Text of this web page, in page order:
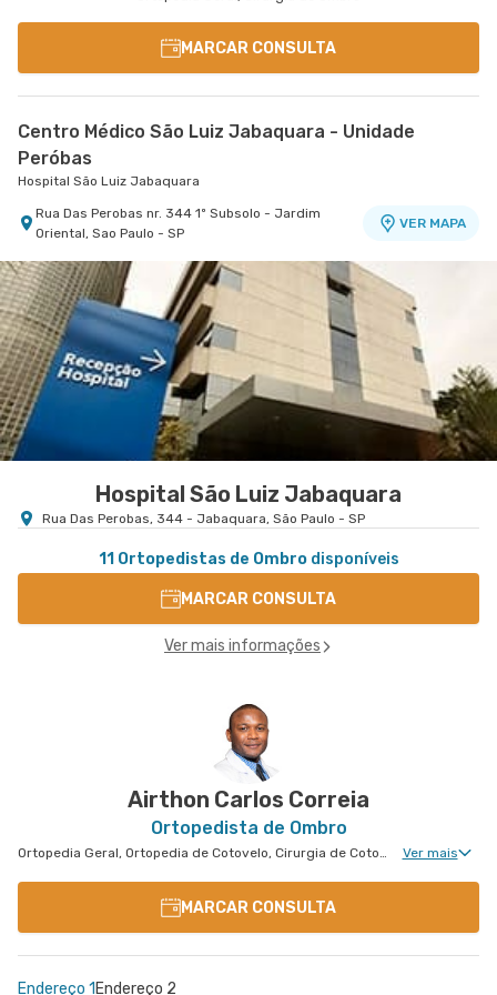
MARCAR CONSULTA
Centro Médico São Luiz Jabaquara - Unidade
Peróbas
Hospital São Luiz Jabaquara
Rua Das Perobas nr. 344 1º Subsolo - Jardim
Oriental, Sao Paulo - SP
VER MAPA
Hospital São Luiz Jabaquara
Rua Das Perobas, 344 - Jabaquara, São Paulo - SP
11 Ortopedistas de Ombrodisponíveis
MARCAR CONSULTA
Ver mais informações
Airthon Carlos Correia
Ortopedista de Ombro
Ortopedia Geral, Ortopedia de Cotovelo, Cirurgia de Cotovelo, Cirurgia de Ombro Ver mais
MARCAR CONSULTA
Endereço 1 Endereço 2